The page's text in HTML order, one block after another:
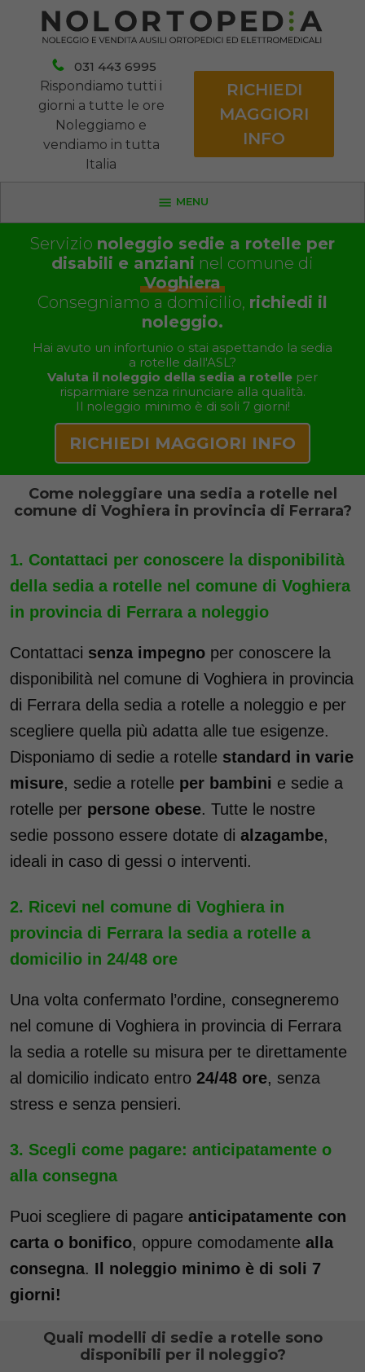
031 443 6995
Rispondiamo tutti i
giorni a tutte le ore
Noleggiamo e
vendiamo in tutta
Italia
RICHIEDI
MAGGIORI
INFO
MENU
Servizio noleggio sedie a rotelle per
disabili e anziani nel comune di
Voghiera
Consegniamo a domicilio, richiedi il
noleggio.
Hai avuto un infortunio o stai aspettando la sedia
a rotelle dall'ASL?
Valuta il noleggio della sedia a rotelle per
risparmiare senza rinunciare alla qualità.
Il noleggio minimo è di soli 7 giorni!
RICHIEDI MAGGIORI INFO
Come noleggiare una sedia a rotelle nel
comune di Voghiera in provincia di Ferrara?
Contattaci per conoscere la disponibilità
della sedia a rotelle nel comune di Voghiera
in provincia di Ferrara a noleggio
Contattaci senza impegno per conoscere la
disponibilità nel comune di Voghiera in provincia
di Ferrara della sedia a rotelle a noleggio e per
scegliere quella più adatta alle tue esigenze.
Disponiamo di sedie a rotelle standard in varie
misure, sedie a rotelle per bambini e sedie a
rotelle per persone obese. Tutte le nostre
sedie possono essere dotate di alzagambe,
ideali in caso di gessi o interventi.
Ricevi nel comune di Voghiera in
provincia di Ferrara la sedia a rotelle a
domicilio in 24/48 ore
Una volta confermato l’ordine, consegneremo
nel comune di Voghiera in provincia di Ferrara
la sedia a rotelle su misura per te direttamente
al domicilio indicato entro 24/48 ore, senza
stress e senza pensieri.
Scegli come pagare: anticipatamente o
alla consegna
Puoi scegliere di pagare anticipatamente con
carta o bonifico, oppure comodamente alla
consegna. Il noleggio minimo è di soli 7
giorni!
Quali modelli di sedie a rotelle sono
disponibili per il noleggio?